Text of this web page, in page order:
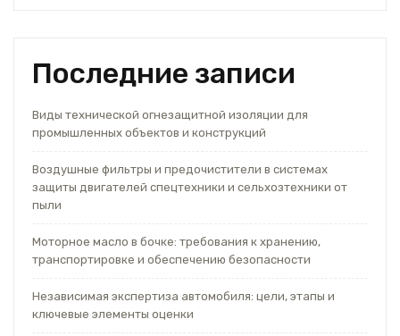
Последние записи
Виды технической огнезащитной изоляции для
промышленных объектов и конструкций
Воздушные фильтры и предочистители в системах
защиты двигателей спецтехники и сельхозтехники от
пыли
Моторное масло в бочке: требования к хранению,
транспортировке и обеспечению безопасности
Независимая экспертиза автомобиля: цели, этапы и
ключевые элементы оценки